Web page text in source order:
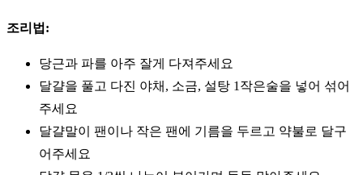
조리법:
당근과 파를 아주 잘게 다져주세요
달걀을 풀고 다진 야채, 소금, 설탕 1작은술을 넣어 섞어
주세요
달걀말이 팬이나 작은 팬에 기름을 두르고 약불로 달구
어주세요